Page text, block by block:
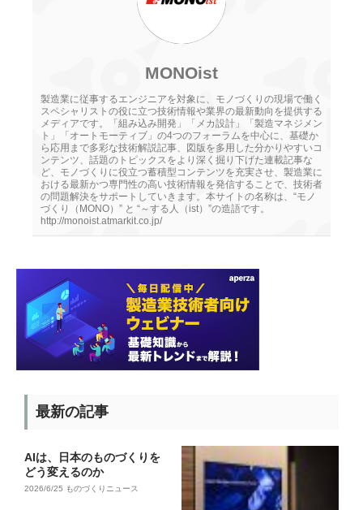
MONOist
製造業に従事するエンジニアを対象に、モノづくりの現場で働く
スペシャリストの役に立つ技術情報や業界の最新動向を提供する
メディアです。「組み込み開発」「メカ設計」「製造マネジメン
ト」「オートモーティブ」の4つのフォーラムを中心に、基礎か
ら応用まで多彩な技術解説記事、図版を多用した分かりやすいコ
ンテンツ、話題のトピックスをより深く掘り下げた連載記事な
ど、モノづくりに役立つ蓄積型コンテンツを充実させ、製造業に
おける最新かつ専門性の高い技術情報を発信することで、技術者
の問題解決をサポートしていきます。本サイトの名称は、“モノ
づくり（MONO）” と “～する人（ist）”の造語です。
http://monoist.atmarkit.co.jp/
最新の記事
AIは、日本のものづくりを
どう変えるのか
2026/6/25 ものづくりニュース